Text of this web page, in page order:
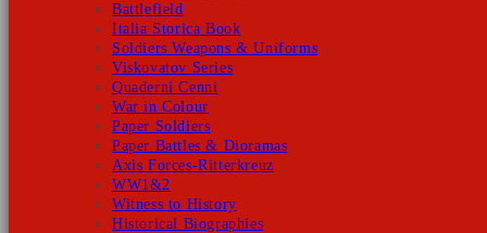
Battlefield
Italia Storica Book
Soldiers Weapons & Uniforms
Viskovatov Series
Quaderni Cenni
War in Colour
Paper Soldiers
Paper Battles & Dioramas
Axis Forces-Ritterkreuz
WW1&2
Witness to History
Historical Biographies